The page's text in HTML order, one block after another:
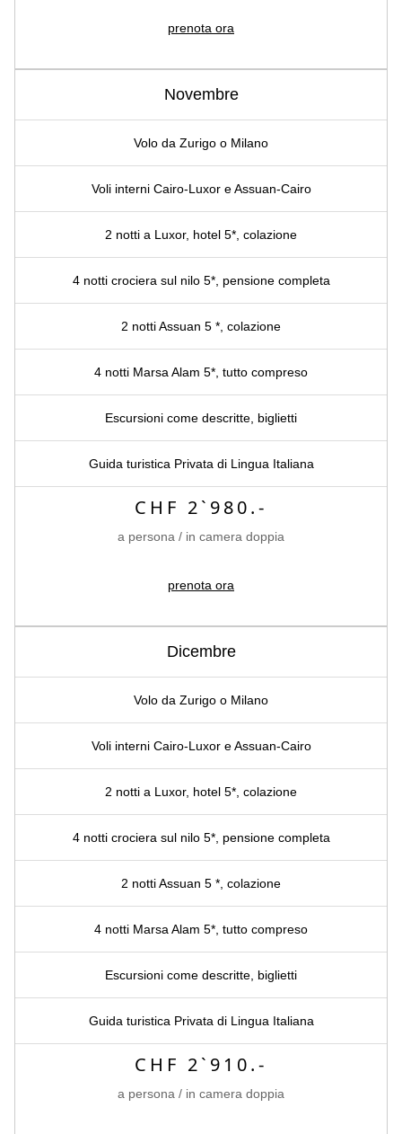
prenota ora
Novembre
Volo da Zurigo o Milano
Voli interni Cairo-Luxor e Assuan-Cairo
2 notti a Luxor, hotel 5*, colazione
4 notti crociera sul nilo 5*, pensione completa
2 notti Assuan 5 *, colazione
4 notti Marsa Alam 5*, tutto compreso
Escursioni come descritte, biglietti
Guida turistica Privata di Lingua Italiana
CHF 2`980.-
a persona / in camera doppia
prenota ora
Dicembre
Volo da Zurigo o Milano
Voli interni Cairo-Luxor e Assuan-Cairo
2 notti a Luxor, hotel 5*, colazione
4 notti crociera sul nilo 5*, pensione completa
2 notti Assuan 5 *, colazione
4 notti Marsa Alam 5*, tutto compreso
Escursioni come descritte, biglietti
Guida turistica Privata di Lingua Italiana
CHF 2`910.-
a persona / in camera doppia